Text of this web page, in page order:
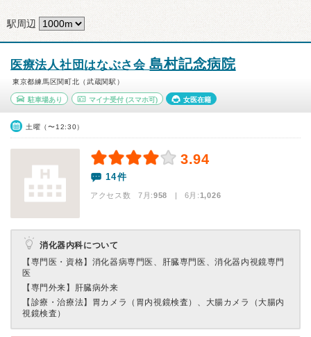
駅周辺
医療法人社団はなぶさ会島村記念病院
東京都練馬区関町北（武蔵関駅）
駐車場あり マイナ受付(スマホ可) 女医在籍
土曜（〜12:30）
3.94
14件
アクセス数 7月:958 | 6月:1,026
消化器内科について
【専門医・資格】 消化器病専門医、肝臓専門医、消化器内視鏡専門
医
【専門外来】 肝臓病外来
【診療・治療法】 胃カメラ（胃内視鏡検査）、大腸カメラ（大腸内
視鏡検査）